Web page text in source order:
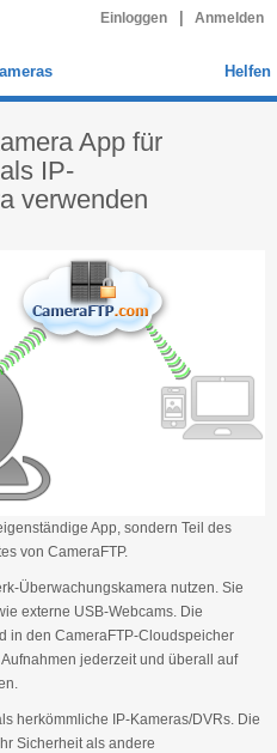
Einloggen Anmelden
Helfen
App für
IP-
verwenden
App, sondern Teil des
von CameraFTP.
Überwachungskamera nutzen. Sie
externe USB-Webcams. Die
in den CameraFTP-Cloudspeicher
jederzeit und überall auf
herkömmliche IP-Kameras/DVRs. Die
Sicherheit als andere